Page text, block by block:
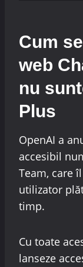
Cum
web
nu
Plus
OpenAI a
accesibil
Team, care
utilizator
timp.
Cu toate
lanseze